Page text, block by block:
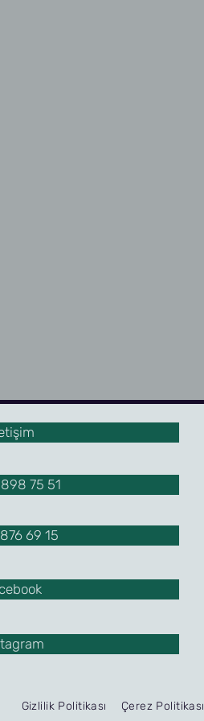
75 51
69 15
Gizlilik Politikası Çerez Politikası